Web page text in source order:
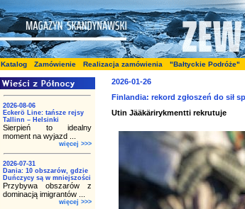
Katalog Zamówienie Realizacja zamówienia "Bałtyckie Podróże"
2026-08-06
Eckerö Line: tańsze rejsy
Tallinn – Helsinki
Sierpień to idealny
moment na wyjazd ...
więcej >>>
2026-07-31
Dania: 10 obszarów, gdzie
Duńczycy są w mniejszości
Przybywa obszarów z
dominacją imigrantów ...
więcej >>>
2026-01-26
Finlandia: rekord zgłoszeń do sił
Utin Jääkärirykmentti rekrutuje